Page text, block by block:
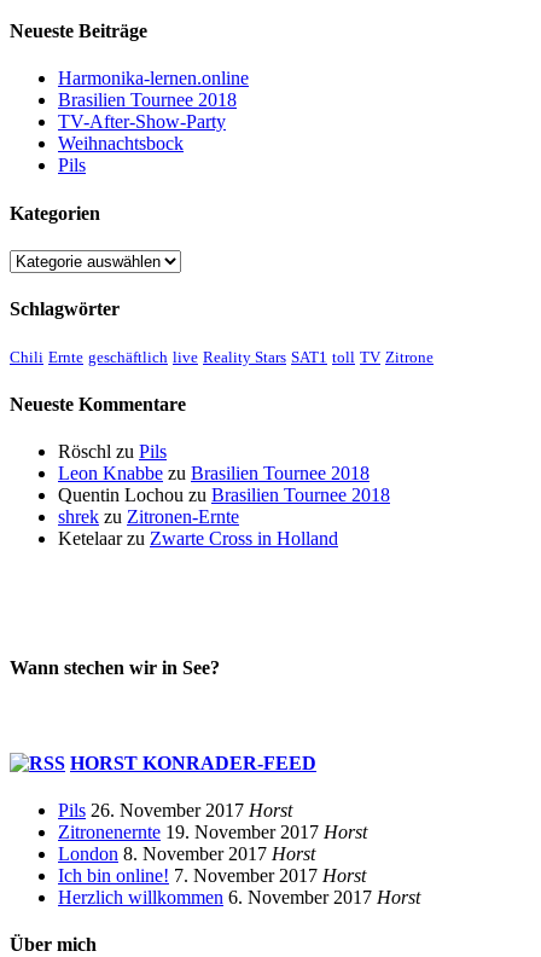
Neueste Beiträge
Harmonika-lernen.online
Brasilien Tournee 2018
TV-After-Show-Party
Weihnachtsbock
Pils
Kategorien
Kategorien
Schlagwörter
Chili Ernte geschäftlich live Reality Stars SAT1 toll TV Zitrone
Neueste Kommentare
Röschl zu Pils
Leon Knabbe zu Brasilien Tournee 2018
Quentin Lochou zu Brasilien Tournee 2018
shrek zu Zitronen-Ernte
Ketelaarzu Zwarte Cross in Holland
Wann stechen wir in See?
HORST KONRADER-FEED
Pils 26. November 2017 Horst
Zitronenernte 19. November 2017 Horst
London 8. November 2017 Horst
Ich bin online! 7. November 2017 Horst
Herzlich willkommen 6. November 2017 Horst
Über mich